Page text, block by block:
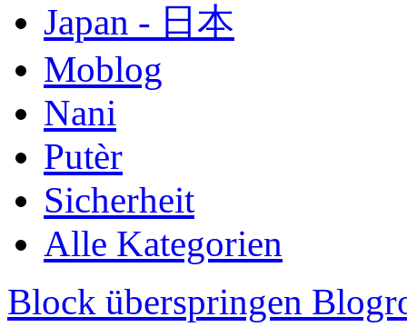
Japan - 日本
Moblog
Nani
Putèr
Sicherheit
Alle Kategorien
Block überspringen